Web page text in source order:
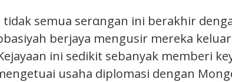
tidak semua serαngan ini berakhir
berjaya mengusir mereka
ini sedikit sebanyak memberi
usaha diplomasi dengan